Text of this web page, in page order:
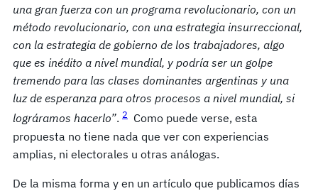
una gran fuerza con un programa revolucionario, con un
método revolucionario, con una estrategia insurreccional,
con la estrategia de gobierno de los trabajadores, algo
que es inédito a nivel mundial, y podría ser un golpe
tremendo para las clases dominantes argentinas y una
luz de esperanza para otros procesos a nivel mundial, si
lográramos hacerlo”. 2 Como puede verse, esta
propuesta no tiene nada que ver con experiencias
amplias, ni electorales u otras análogas.
De la misma forma y en un artículo que publicamos días